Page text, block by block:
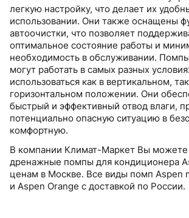
легкую настройку, что делает их
использовании. Они также оснащены
автоочистки, что позволяет
оптимальное состояние работы и
необходимость в обслуживании.
могут работать в самых разных
использоваться как в вертикальном,
горизонтальном положении. Они
быстрый и эффективный отвод влаги,
потенциально опасную ситуацию в
комфортную.
В компании Климат-Маркет Вы можете
дренажные помпы для кондиционера
ценам в Москве. Все виды помп Aspen
и Aspen Orange с доставкой по России.